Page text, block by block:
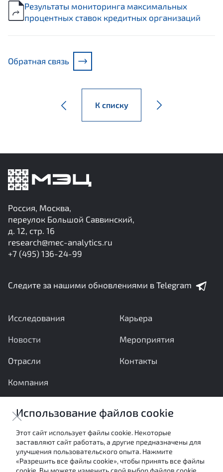
Результаты мониторинга максимальных
процентных ставок кредитных организаций
Обратная связь
К списку
Россия, Москва,
переулок Большой Саввинский,
д. 12, стр. 16
research@mec-analytics.ru
+7 (495) 136-24-99
Следите за нашими обновлениями в Telegram
Исследования
Новости
Отрасли
Компания
Карьера
Мероприятия
Контакты
Отправить сообщение
Настоящие материалы являются собственностью
АНО «Межотраслевой экспертный центр» и не могут
быть использованы в каких-либо целях (в том числе
Использование файлов cookie
Этот сайт использует файлы cookie. Некоторые
заставляют сайт работать, а другие предназначены для
улучшения пользовательского опыта. Нажмите
«Разрешить все файлы cookie», чтобы принять все файлы
cookie. Вы можете изменить свой выбор файлов cookie,